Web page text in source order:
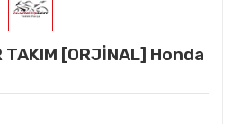
TAKIM [ORJİNAL] Honda